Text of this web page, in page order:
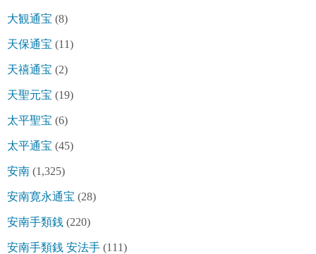
大観通宝 (8)
天保通宝 (11)
天禧通宝 (2)
天聖元宝 (19)
太平聖宝 (6)
太平通宝 (45)
安南 (1,325)
安南寛永通宝 (28)
安南手類銭 (220)
安南手類銭 安法手 (111)